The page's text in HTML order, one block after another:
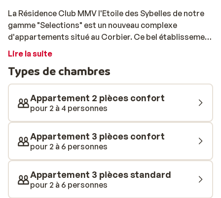
La Résidence Club MMV l'Etoile des Sybelles de notre
gamme "Selections" est un nouveau complexe
d'appartements situé au Corbier. Ce bel établissement
propose des appartements haut de gamme, et est
premiers à dévaler la poudreuse cet hiver! Après une
journée intense sur la poudreuse, profitez d'un bon
chocolat chaud au coin du feu dans le hall de la
résidence, ou détendez-vous au centre de bien-être,
c’est vous qui choisissez! Vous y trouverez un sauna,
un hammam, ainsi qu’une piscine chauffée. Pour
détendre les muscles endoloris, rien de tel qu’un
massage relaxant. Le luxe à l’état pur! Les
de tout le confort nécessaire pour un agréable séjour
au ski. Tous sont dotés d’un grand salon, d’une cuisine
Lire la suite
Types de chambres
Appartement 2 pièces confort
pour 2 à 4 personnes
Appartement 3 pièces confort
pour 2 à 6 personnes
Appartement 3 pièces standard
pour 2 à 6 personnes